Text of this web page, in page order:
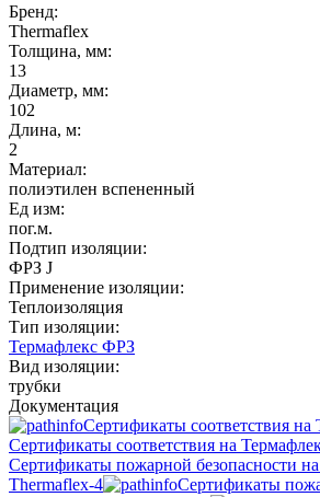
Бренд:
Thermaflex
Толщина, мм:
13
Диаметр, мм:
102
Длина, м:
2
Материал:
полиэтилен вспененный
Ед изм:
пог.м.
Подтип изоляции:
ФРЗ J
Применение изоляции:
Теплоизоляция
Тип изоляции:
Термафлекс ФРЗ
Вид изоляции:
трубки
Документация
Сертификаты соответствия на
Сертификаты соответствия на
Сертификаты пожарной безопасности
Thermaflex-4
Сертификаты